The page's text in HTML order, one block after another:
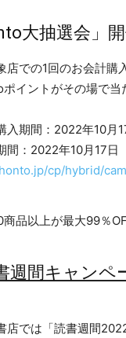
大抽選会」開
店での1回のお会計
イントがその場で
入期間：2022年10月
間：2022年10月17日
cp/hybrid/
週間キャンペ
店では「読書週間